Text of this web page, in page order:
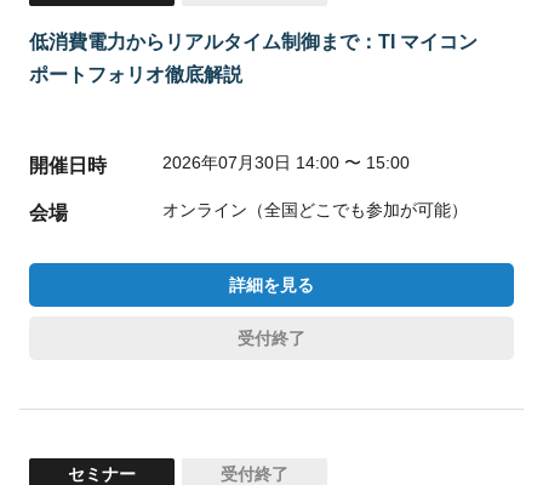
低消費電力からリアルタイム制御まで：TI マイコン
ポートフォリオ徹底解説
開催日時 2026年07月30日 14:00 〜 15:00
会場 オンライン（全国どこでも参加が可能）
詳細を見る
受付終了
セミナー 受付終了